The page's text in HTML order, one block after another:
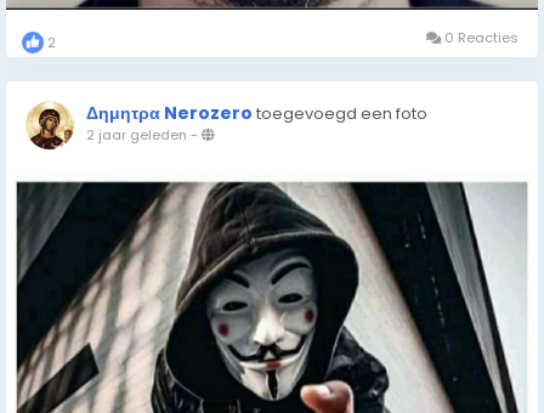
2 0 Reacties
Δημητρα Nerozero toegevoegd een foto
2 jaar geleden -